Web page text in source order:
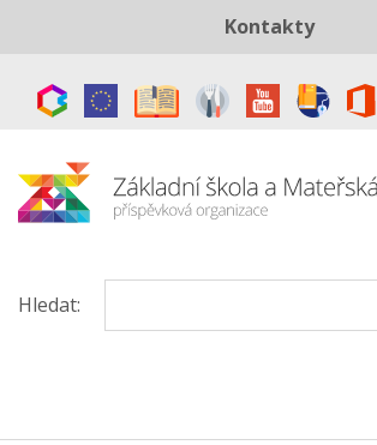
Kontakty
Datová schránka:ye8cp64
Hledat: